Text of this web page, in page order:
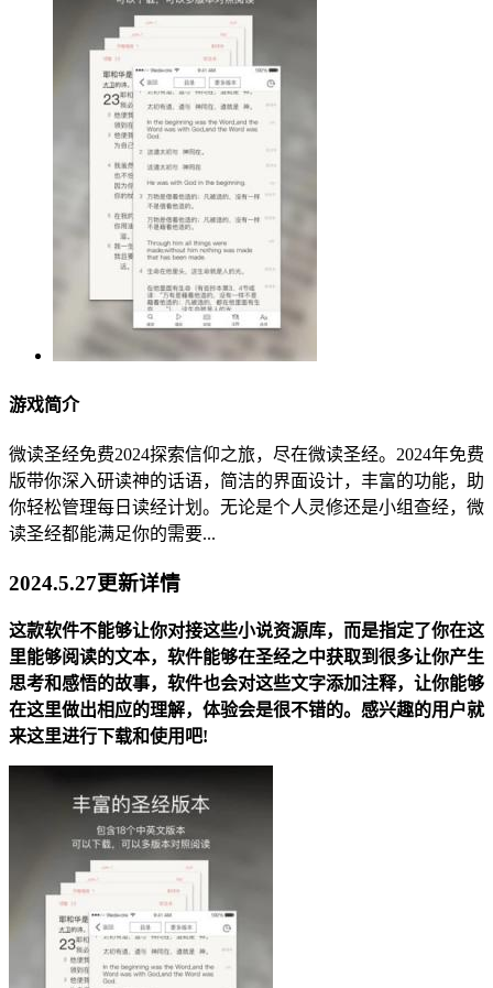
游戏简介
微读圣经免费2024探索信仰之旅，尽在微读圣经。2024年免费
版带你深入研读神的话语，简洁的界面设计，丰富的功能，助
你轻松管理每日读经计划。无论是个人灵修还是小组查经，微
读圣经都能满足你的需要...
2024.5.27更新详情
这款软件不能够让你对接这些小说资源库，而是指定了你在这
里能够阅读的文本，软件能够在圣经之中获取到很多让你产生
思考和感悟的故事，软件也会对这些文字添加注释，让你能够
在这里做出相应的理解，体验会是很不错的。感兴趣的用户就
来这里进行下载和使用吧!